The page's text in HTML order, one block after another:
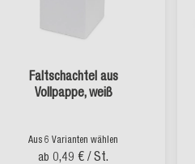
Faltschachtel aus
Vollpappe, weiß
Aus 6 Varianten wählen
ab 0,49 € / St.